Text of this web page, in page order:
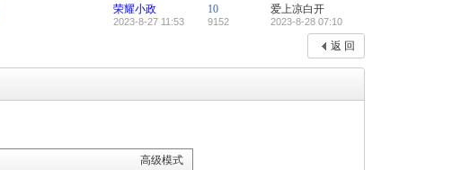
荣耀小政
2023-8-27 11:53
10
9152
爱上凉白开
2023-8-28 07:10
返 回
高级模式